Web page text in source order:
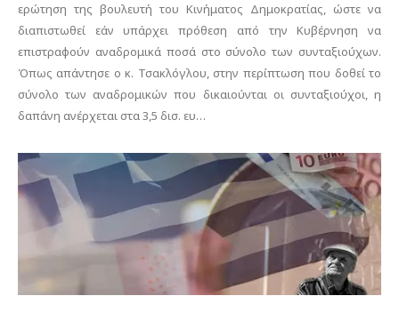
ερώτηση της βουλευτή του Κινήματος Δημοκρατίας, ώστε να
διαπιστωθεί εάν υπάρχει πρόθεση από την Κυβέρνηση να
επιστραφούν αναδρομικά ποσά στο σύνολο των συνταξιούχων.
Όπως απάντησε ο κ. Τσακλόγλου, στην περίπτωση που δοθεί το
σύνολο των αναδρομικών που δικαιούνται οι συνταξιούχοι, η
δαπάνη ανέρχεται στα 3,5 δισ. ευ…